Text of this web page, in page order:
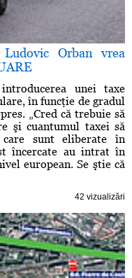
Orban vrea
unei taxe
în funcţie de gradul
„Cred că trebuie să
şi cuantumul taxei să
sunt eliberate în
încercate au intrat în
european. Se ştie că
42 vizualizări